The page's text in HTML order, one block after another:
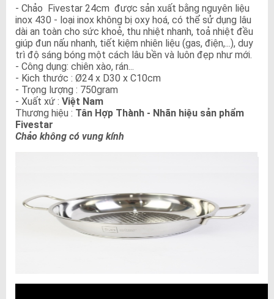
- Chảo Fivestar 24cm được sản xuất bằng nguyên liệu
inox 430 - loại inox không bị oxy hoá, có thể sử dụng lâu
dài an toàn cho sức khoẻ, thu nhiệt nhanh, toả nhiệt đều
giúp đun nấu nhanh, tiết kiệm nhiên liệu (gas, điện,...), duy
trì độ sáng bóng một cách lâu bền và luôn đẹp như mới.
- Công dụng: chiên xào, rán...
- Kich thước : Ø24 x D30 x C10cm
- Trọng lượng : 750gram
- Xuất xứ : Việt Nam
Thương hiệu : Tân Hợp Thành - Nhãn hiệu sản phẩm
Fivestar
Chảo không có vung kính